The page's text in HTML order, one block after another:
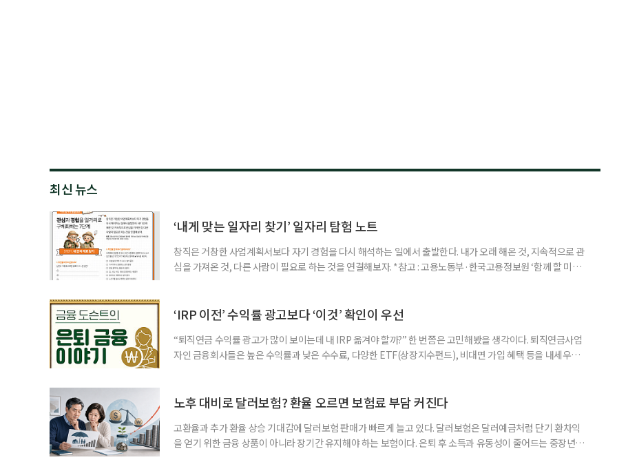
최신 뉴스
‘내게 맞는 일자리 찾기’ 일자리 탐험 노트
창직은 거창한 사업계획서보다 자기 경험을 다시 해석하는 일에서 출발한다. 내가 오래 해온 것, 지속적으로 관
심을 가져온 것, 다른 사람이 필요로 하는 것을 연결해보자. *참고 : 고용노동부·한국고용정보원 ‘함께 할 미래
2._______________ 3._______________ ▷ 그중 내가 직접 해볼 만
‘IRP 이전’ 수익률 광고보다 ‘이것’ 확인이 우선
“퇴직연금 수익률 광고가 많이 보이는데 내 IRP 옮겨야 할까?” 한 번쯤은 고민해봤을 생각이다. 퇴직연금사업
자인 금융회사들은 높은 수익률과 낮은 수수료, 다양한 ETF(상장지수펀드), 비대면 가입 혜택 등을 내세우며
사들이 내세우는 퇴직연금 수익률은 눈에 잘 들어온다. 하지만 수익률 숫자는 기준에 따라달라질 수 있다.
노후 대비로 달러보험? 환율 오르면 보험료 부담 커진다
고환율과 추가 환율 상승 기대감에 달러보험 판매가 빠르게 늘고 있다. 달러보험은 달러예금처럼 단기 환차익
을 얻기 위한 금융 상품이 아니라 장기간 유지해야 하는 보험이다. 은퇴 후 소득과 유동성이 줄어드는 중장년층